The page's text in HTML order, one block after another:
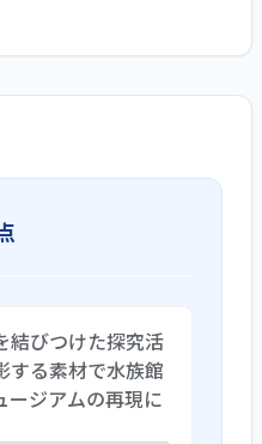
結びつけた探究活
する素材で水族館
ージアムの再現に